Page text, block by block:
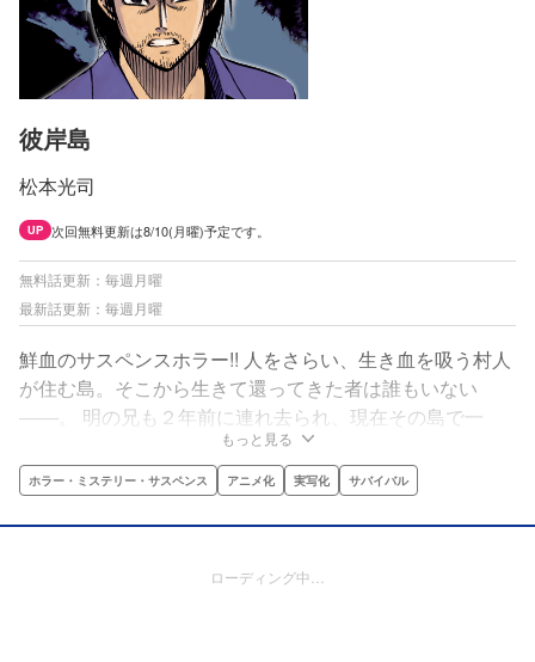
彼岸島
松本光司
UP 次回無料更新は8/10(月曜)予定です。
無料話更新：毎週月曜
最新話更新：毎週月曜
鮮血のサスペンスホラー!! 人をさらい、生き血を吸う村人
が住む島。そこから生きて還ってきた者は誰もいない
───。 明の兄も２年前に連れ去られ、現在その島で一
人、身を隠し生活している。そして明本人にもついに魔の
手が忍び寄る。謎の美女が現れ、悪魔の物語が始まった
───。
もっと見る
ホラー・ミステリー・サスペンス アニメ化 実写化 サバイバル
ローディング中…